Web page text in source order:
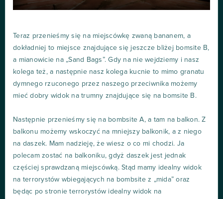
Teraz przenieśmy się na miejscówkę zwaną bananem, a
dokładniej to miejsce znajdujące się jeszcze bliżej bomsite B,
a mianowicie na „Sand Bags”. Gdy na nie wejdziemy i nasz
kolega też, a następnie nasz kolega kucnie to mimo granatu
dymnego rzuconego przez naszego przeciwnika możemy
mieć dobry widok na trumny znajdujące się na bomsite B.
Następnie przenieśmy się na bombsite A, a tam na balkon. Z
balkonu możemy wskoczyć na mniejszy balkonik, a z niego
na daszek. Mam nadzieję, że wiesz o co mi chodzi. Ja
polecam zostać na balkoniku, gdyż daszek jest jednak
częściej sprawdzaną miejscówką. Stąd mamy idealny widok
na terrorystów wbiegających na bombsite z „mida” oraz
będąc po stronie terrorystów idealny widok na